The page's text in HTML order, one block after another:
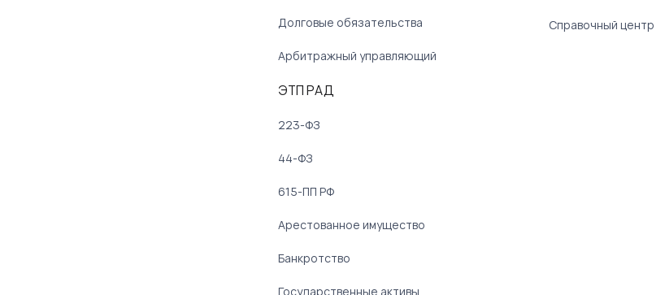
Долговые обязательства
Арбитражный управляющий
ЭТП РАД
223-ФЗ
44-ФЗ
615-ПП РФ
Арестованное имущество
Банкротство
Государственные активы
Справочный центр